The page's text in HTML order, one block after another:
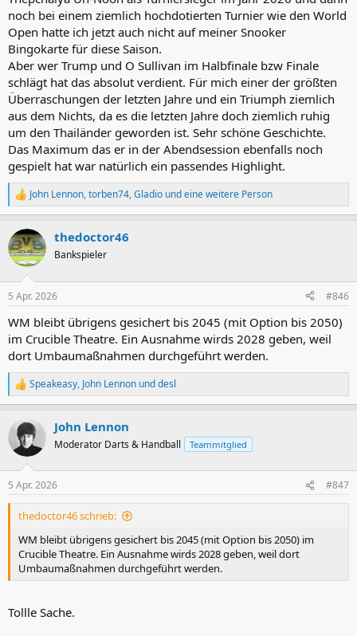
noch bei einem ziemlich hochdotierten Turnier wie den World
Open hatte ich jetzt auch nicht auf meiner Snooker
Bingokarte für diese Saison.
Aber wer Trump und O Sullivan im Halbfinale bzw Finale
schlägt hat das absolut verdient. Für mich einer der größten
Überraschungen der letzten Jahre und ein Triumph ziemlich
aus dem Nichts, da es die letzten Jahre doch ziemlich ruhig
um den Thailänder geworden ist. Sehr schöne Geschichte.
Das Maximum das er in der Abendsession ebenfalls noch
gespielt hat war natürlich ein passendes Highlight.
R
e
k
t
i
e
:
John Lennon,torben74,Gladio und eine weitere Person
thedoctor46
Bankspieler
5 Apr. 2026 #846
WM bleibt übrigens gesichert bis 2045 (mit Option bis 2050)
im Crucible Theatre. Ein Ausnahme wirds 2028 geben, weil
dort Umbaumaßnahmen durchgeführt werden.
R
e
k
i
e
n
Speakeasy, John Lennon unddesl
John Lennon
Moderator Darts & Handball Teammitglied
5 Apr. 2026 #847
thedoctor46 schrieb:
WM bleibt übrigens gesichert bis 2045 (mit Option bis 2050) im
Crucible Theatre. Ein Ausnahme wirds 2028 geben, weil dort
Umbaumaßnahmen durchgeführt werden.
Tollle Sache.